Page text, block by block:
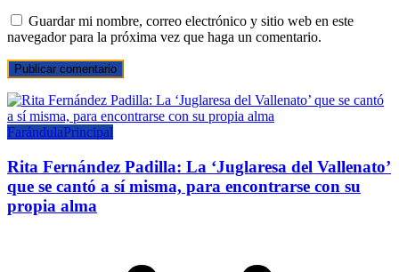
Guardar mi nombre, correo electrónico y sitio web en este
navegador para la próxima vez que haga un comentario.
FarándulaPrincipal
Rita Fernández Padilla: La ‘Juglaresa del Vallenato’
que se cantó a sí misma, para encontrarse con su
propia alma